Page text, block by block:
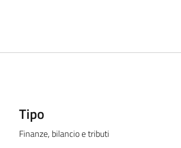
Tipo
Finanze, bilancio e tributi